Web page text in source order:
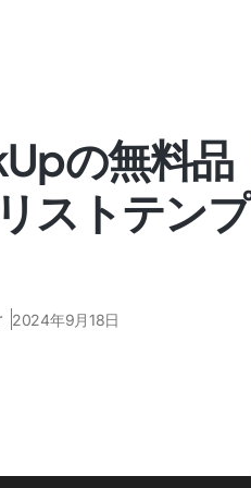
の無料品
ストテンプ
2024年9月18日